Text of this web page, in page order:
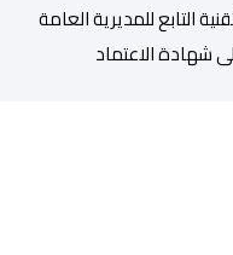
التابع للمديرية العامة
شهادة الاعتماد